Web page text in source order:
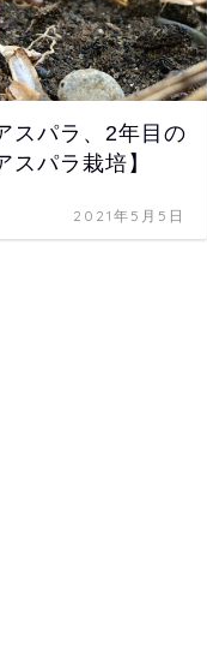
スパラ、2年目の
スパラ栽培】
2021年5月5日